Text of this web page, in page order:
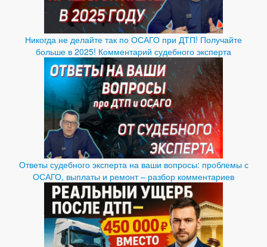
Никогда не делайте так по ОСАГО при ДТП! Получайте
больше в 2025! Комментарий судебного эксперта
Ответы судебного эксперта на ваши вопросы: проблемы с
ОСАГО, выплаты и ремонт – разбор комментариев